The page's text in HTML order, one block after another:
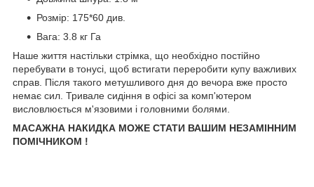
Розмір: 175*60 див.
Вага: 3.8 кг Га
Наше життя настільки стрімка, що необхідно постійно
перебувати в тонусі, щоб встигати переробити купу важливих
справ. Після такого метушливого дня до вечора вже просто
немає сил. Тривале сидіння в офісі за комп'ютером
висловлюється м'язовими і головними болями.
МАСАЖНА НАКИДКА МОЖЕ СТАТИ ВАШИМ НЕЗАМІННИМ
ПОМІЧНИКОМ !